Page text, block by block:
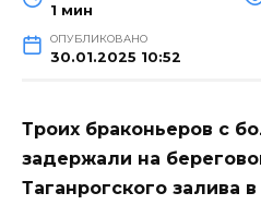
1 мин
ОПУБЛИКОВАНО
30.01.2025 10:52
Троих браконьеров с
задержали на
Таганрогского залива